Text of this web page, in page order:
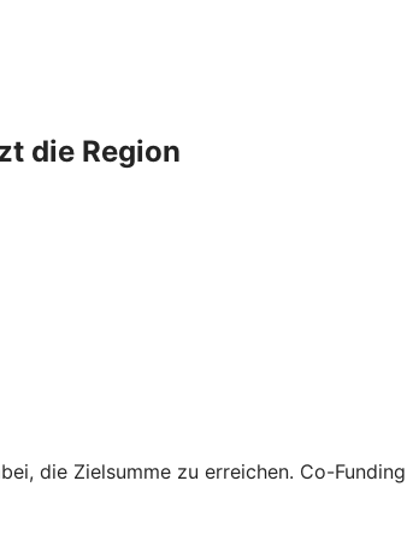
die Region
die Zielsumme zu erreichen. Co-